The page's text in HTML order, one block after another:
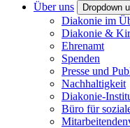
Über uns
Dropdown
Diakonie im
Diakonie &
Ehrenamt
Spenden
Presse und
Nachhaltigkeit
Diakonie-
Büro für